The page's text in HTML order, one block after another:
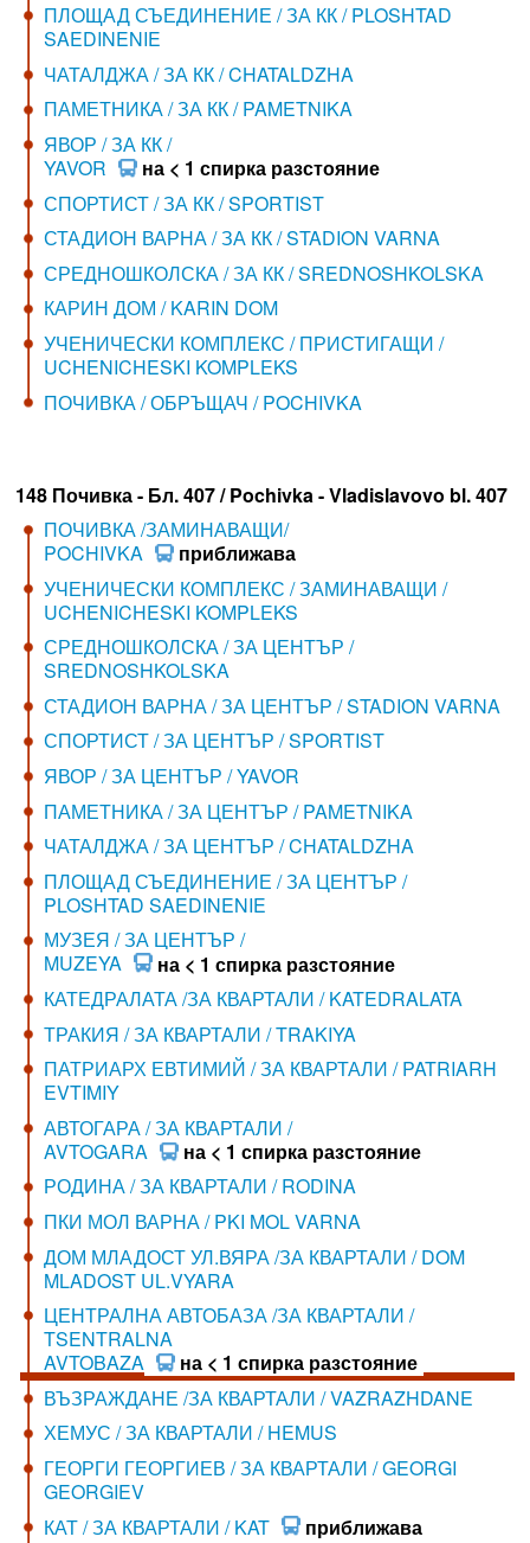
ПЛОЩАД СЪЕДИНЕНИЕ / ЗА КК / PLOSHTAD
SAEDINENIE
ЧАТАЛДЖА / ЗА КК / CHATALDZHA
ПАМЕТНИКА / ЗА КК / PAMETNIKA
ЯВОР / ЗА КК /
YAVOR
на < 1 спирка разстояние
СПОРТИСТ / ЗА КК / SPORTIST
СТАДИОН ВАРНА / ЗА КК / STADION VARNA
СРЕДНОШКОЛСКА / ЗА КК / SREDNOSHKOLSKA
КАРИН ДОМ / KARIN DOM
УЧЕНИЧЕСКИ КОМПЛЕКС / ПРИСТИГАЩИ /
UCHENICHESKI KOMPLEKS
ПОЧИВКА / ОБРЪЩАЧ / POCHIVKA
148 Почивка - Бл. 407 / Pochivka - Vladislavovo bl. 407
ПОЧИВКА /ЗАМИНАВАЩИ/
POCHIVKA
приближава
УЧЕНИЧЕСКИ КОМПЛЕКС / ЗАМИНАВАЩИ /
UCHENICHESKI KOMPLEKS
СРЕДНОШКОЛСКА / ЗА ЦЕНТЪР /
SREDNOSHKOLSKA
СТАДИОН ВАРНА / ЗА ЦЕНТЪР / STADION VARNA
СПОРТИСТ / ЗА ЦЕНТЪР / SPORTIST
ЯВОР / ЗА ЦЕНТЪР / YAVOR
ПАМЕТНИКА / ЗА ЦЕНТЪР / PAMETNIKA
ЧАТАЛДЖА / ЗА ЦЕНТЪР / CHATALDZHA
ПЛОЩАД СЪЕДИНЕНИЕ / ЗА ЦЕНТЪР /
PLOSHTAD SAEDINENIE
МУЗЕЯ / ЗА ЦЕНТЪР /
MUZEYA
на < 1 спирка разстояние
КАТЕДРАЛАТА /ЗА КВАРТАЛИ / KATEDRALATA
ТРАКИЯ / ЗА КВАРТАЛИ / TRAKIYA
ПАТРИАРХ ЕВТИМИЙ / ЗА КВАРТАЛИ / PATRIARH
EVTIMIY
АВТОГАРА / ЗА КВАРТАЛИ /
AVTOGARA
на < 1 спирка разстояние
РОДИНА / ЗА КВАРТАЛИ / RODINA
ПКИ МОЛ ВАРНА / PKI MOL VARNA
ДОМ МЛАДОСТ УЛ.ВЯРА /ЗА КВАРТАЛИ / DOM
MLADOST UL.VYARA
ЦЕНТРАЛНА АВТОБАЗА /ЗА КВАРТАЛИ /
TSENTRALNA
AVTOBAZA
на < 1 спирка разстояние
ВЪЗРАЖДАНЕ /ЗА КВАРТАЛИ / VAZRAZHDANE
ХЕМУС / ЗА КВАРТАЛИ / HEMUS
ГЕОРГИ ГЕОРГИЕВ / ЗА КВАРТАЛИ / GEORGI
GEORGIEV
КАТ / ЗА КВАРТАЛИ / KAT
приближава